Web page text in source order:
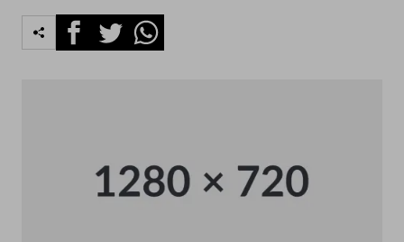
FacebookTwitterWhatsapp